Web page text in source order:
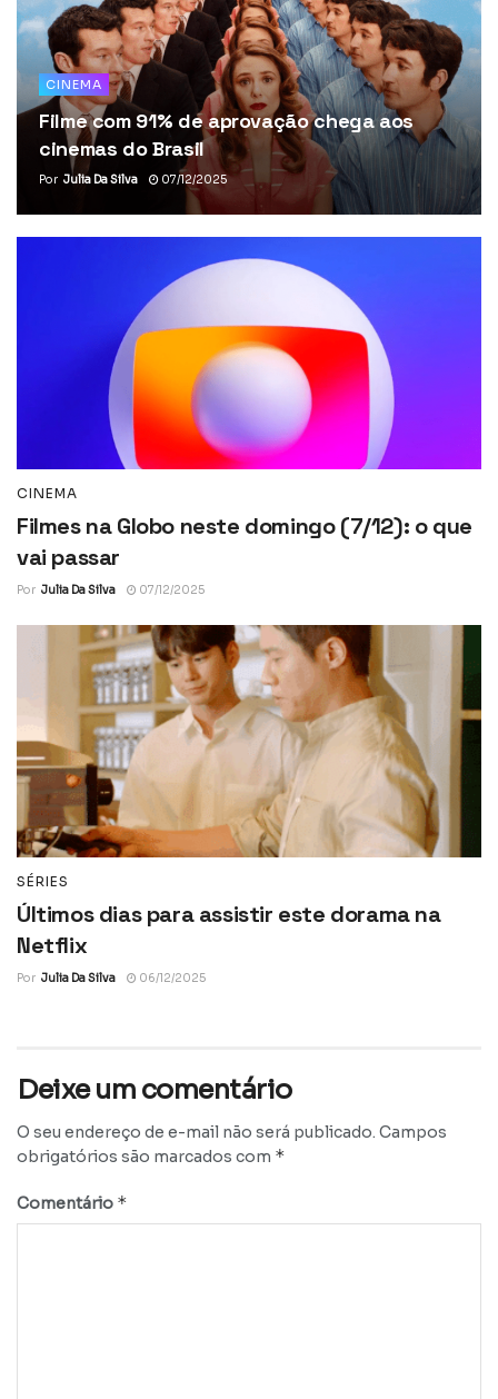
CINEMA
Filme com 91% de aprovação chega aos
cinemas do Brasil
Por Julia Da Silva 07/12/2025
CINEMA
Filmes na Globo neste domingo (7/12): o que
vai passar
Por Julia Da Silva 07/12/2025
SÉRIES
Últimos dias para assistir este dorama na
Netflix
Por Julia Da Silva 06/12/2025
Deixe um comentário
O seu endereço de e-mail não será publicado. Campos
obrigatórios são marcados com *
Comentário *